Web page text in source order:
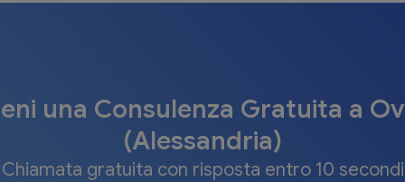
una Consulenza Gratuita a
(Alessandria)
Chiamata gratuita con risposta entro 10 secondi